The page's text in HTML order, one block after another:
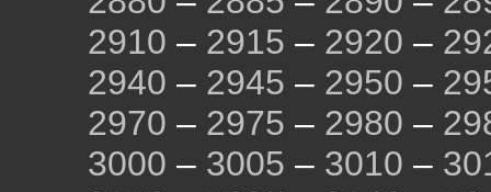
2910 – 2915 – 2920 –
2940 – 2945 – 2950 –
2970 – 2975 – 2980 –
3000 – 3005 – 3010 –